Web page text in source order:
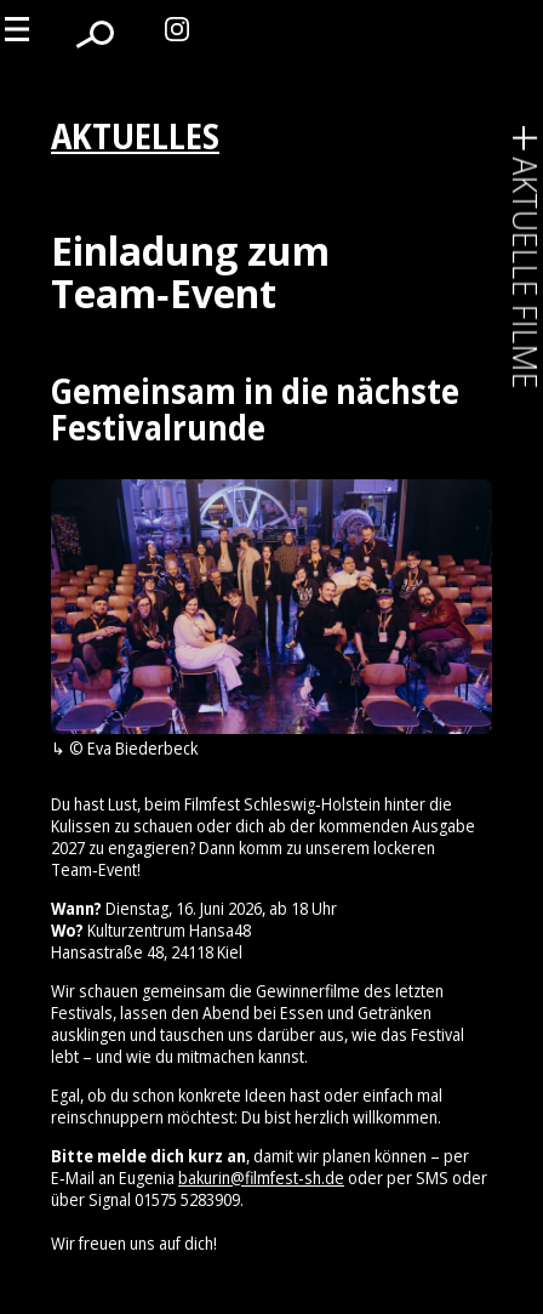
AKTUELLES
Einladung zum
Team‑Event
Gemeinsam in die nächste
Festivalrunde
© Eva Biederbeck
Du hast Lust, beim Filmfest Schleswig‑Holstein hinter die
Kulissen zu schauen oder dich ab der kommenden Ausgabe
2027 zu engagieren? Dann komm zu unserem lockeren
Team‑Event!
Wann? Dienstag, 16. Juni 2026, ab 18 Uhr
Wo? Kulturzentrum Hansa48
Hansastraße 48, 24118 Kiel
Wir schauen gemeinsam die Gewinnerfilme des letzten
Festivals, lassen den Abend bei Essen und Getränken
ausklingen und tauschen uns darüber aus, wie das Festival
lebt – und wie du mitmachen kannst.
Egal, ob du schon konkrete Ideen hast oder einfach mal
reinschnuppern möchtest: Du bist herzlich willkommen.
Bitte melde dich kurz an, damit wir planen können – per
E‑Mail an Eugenia bakurin@filmfest-sh.de oder per SMS oder
über Signal 01575 5283909⁩.
Wir freuen uns auf dich!